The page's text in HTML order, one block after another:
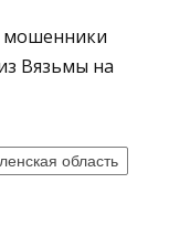
мошенники
Вязьмы на
область